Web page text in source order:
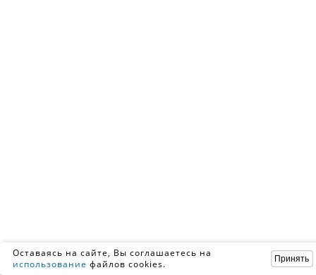
Оставаясь на сайте, Вы соглашаетесь на
использование файлов cookies. Принять